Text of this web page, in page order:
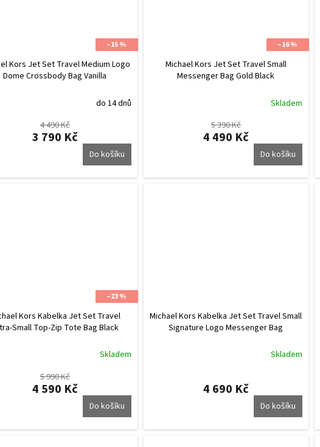
–15 %
Kors Jet Set Travel Medium Logo
Dome Crossbody Bag Vanilla
do 14 dnů
4 490 Kč
3 790 Kč
Do košíku
–16 %
Michael Kors Jet Set Travel Small
Messenger Bag Gold Black
Skladem
5 390 Kč
4 490 Kč
Do košíku
–23 %
Kors Kabelka Jet Set Travel
Small Top-Zip Tote Bag Black
Skladem
5 990 Kč
4 590 Kč
Do košíku
Michael Kors Kabelka Jet Set Travel Small
Signature Logo Messenger Bag
Skladem
4 690 Kč
Do košíku